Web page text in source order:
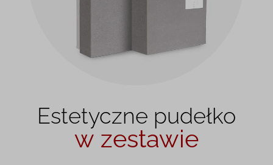
Estetyczne pudełko
w zestawie